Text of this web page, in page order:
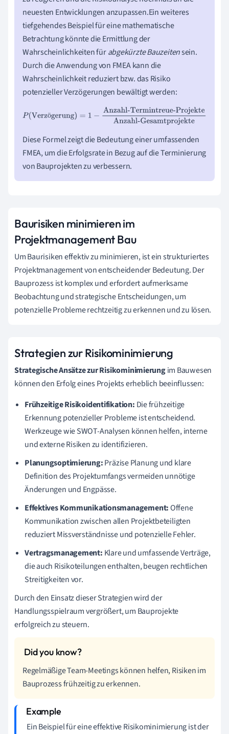
neuesten Entwicklungen anzupassen.Ein weiteres
tiefgehendes Beispiel für eine mathematische
Betrachtung könnte die Ermittlung der
Wahrscheinlichkeiten fürabgekürzte Bauzeitensein.
Durch die Anwendung von FMEA kann die
Wahrscheinlichkeit reduziert bzw. das Risiko
potenzieller Verzögerungen bewältigt werden:
ö
P(Verzögerung) =1−Anzahl-Termintreue-
Anzahl-Gesamtprojekte
Diese Formel zeigt die Bedeutung einer umfassenden
FMEA, um die Erfolgsrate in Bezug auf die Terminierung
von Bauprojekten zu verbessern.
Baurisiken minimieren im
Projektmanagement Bau
Um Baurisiken effektiv zu minimieren, ist ein strukturiertes
Projektmanagement von entscheidender Bedeutung. Der
Bauprozess ist komplex und erfordert aufmerksame
Beobachtung und strategische Entscheidungen, um
potenzielle Probleme rechtzeitig zu erkennen und zu lösen.
Strategien zur Risikominimierung
Strategische Ansätze zur Risikominimierungim Bauwesen
können den Erfolg eines Projekts erheblich beeinflussen:
Frühzeitige Risikoidentifikation: Die frühzeitige
Erkennung potenzieller Probleme ist entscheidend.
Werkzeuge wie SWOT-Analysen können helfen, interne
und externe Risiken zu identifizieren.
Planungsoptimierung:Präzise Planung und klare
Definition des Projektumfangs vermeiden unnötige
Änderungen und Engpässe.
Effektives Kommunikationsmanagement:Offene
Kommunikation zwischen allen Projektbeteiligten
reduziert Missverständnisse und potenzielle Fehler.
Vertragsmanagement: Klare und umfassende Verträge,
die auch Risikoteilungen enthalten, beugen rechtlichen
Streitigkeiten vor.
Durch den Einsatz dieser Strategien wird der
Handlungsspielraum vergrößert, um Bauprojekte
erfolgreich zu steuern.
Regelmäßige Team-Meetings können helfen, Risiken im
Bauprozess frühzeitig zu erkennen.
Ein Beispiel für eine effektive Risikominimierung ist der